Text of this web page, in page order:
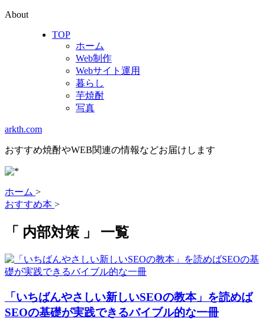
About
TOP
ホーム
Web制作
Webサイト運用
暮らし
芋焼酎
写真
arkth.com
おすすめ焼酎やWEB関連の情報などお届けします
ホーム >
おすすめ本 >
「 内部対策 」 一覧
「いちばんやさしい新しいSEOの教本」を読めば
SEOの基礎が実践できるバイブル的な一冊